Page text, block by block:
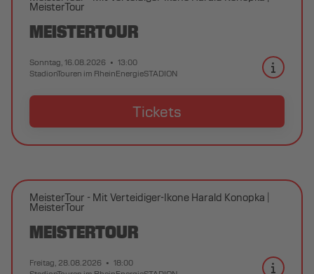
MeisterTour
MEISTERTOUR
Sonntag, 16.08.2026
13:00
StadionTouren im RheinEnergieSTADION
Tickets
MeisterTour - Mit Verteidiger-Ikone Harald Konopka
MeisterTour
MEISTERTOUR
Freitag, 28.08.2026
18:00